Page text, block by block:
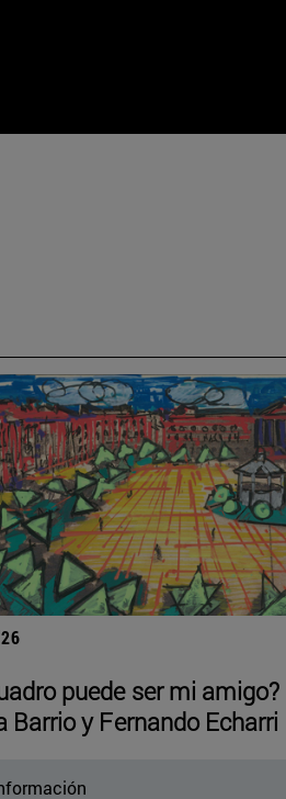
puede ser mi amigo?
Barrio y Fernando Echarri